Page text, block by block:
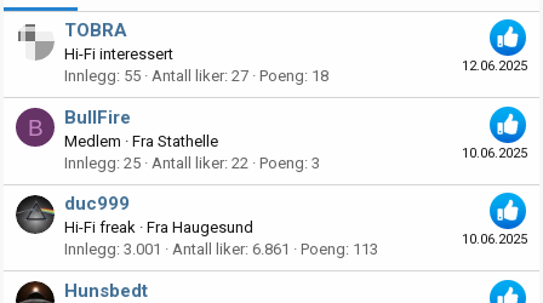
12.06.2025
TOBRA
Hi-Fi interessert
Innlegg 55 Antall liker 27 Poeng 18
B
10.06.2025
BullFire
Medlem · Fra Stathelle
Innlegg 25 Antall liker 22 Poeng 3
10.06.2025
duc999
Hi-Fi freak · Fra Haugesund
Innlegg 3.001 Antall liker 6.861 Poeng 113
Hunsbedt